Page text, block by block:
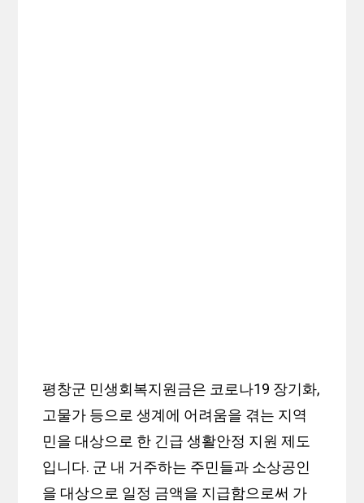
평창군 민생회복지원금은 코로나19 장기화,
고물가 등으로 생계에 어려움을 겪는 지역
민을 대상으로 한 긴급 생활안정 지원 제도
입니다. 군 내 거주하는 주민들과 소상공인
을 대상으로 일정 금액을 지급함으로써 가